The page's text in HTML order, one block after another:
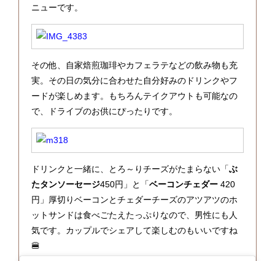
ニューです。
その他、自家焙煎珈琲やカフェラテなどの飲み物も充
実。その日の気分に合わせた自分好みのドリンクやフ
ードが楽しめます。もちろんテイクアウトも可能なの
で、ドライブのお供にぴったりです。
ドリンクと一緒に、とろ～りチーズがたまらない「ぶ
たタンソーセージ450円」と「ベーコンチェダー 420
円」厚切りベーコンとチェダーチーズのアツアツのホ
ットサンドは食べごたえたっぷりなので、男性にも人
気です。カップルでシェアして楽しむのもいいですね
🍔